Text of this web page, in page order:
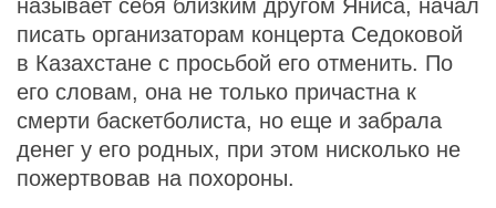
называет себя близким другом Яниса, начал
писать организаторам концерта Седоковой
в Казахстане с просьбой его отменить. По
его словам, она не только причастна к
смерти баскетболиста, но еще и забрала
денег у его родных, при этом нисколько не
пожертвовав на похороны.